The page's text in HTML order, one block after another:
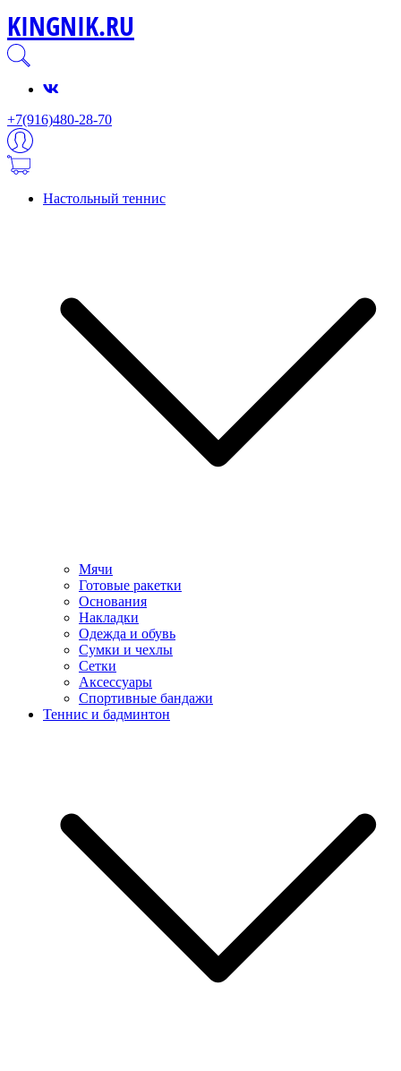
KINGNIK.RU
+7(916)480-28-70
Настольный теннис
Мячи
Готовые ракетки
Основания
Накладки
Одежда и обувь
Сумки и чехлы
Сетки
Аксессуары
Спортивные бандажи
Теннис и бадминтон